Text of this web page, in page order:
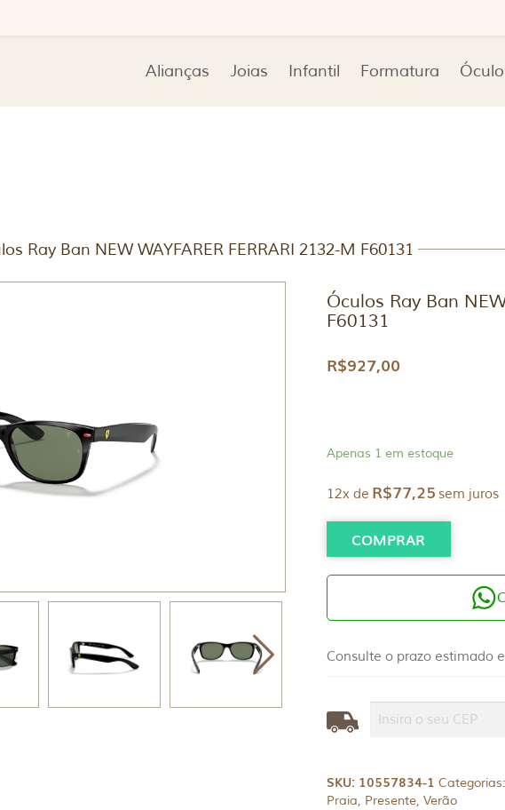
Alianças Joias Infantil Formatura
Ray Ban NEW WAYFARER FERRARI 2132-M F60131
Óculos Ray Ban
F60131
R$927,00
Apenas 1 em estoque
12x de R$77,25 sem juros
COMPRAR
Consulte o prazo estimado
SKU: 10557834-1
Praia, Presente, Verão